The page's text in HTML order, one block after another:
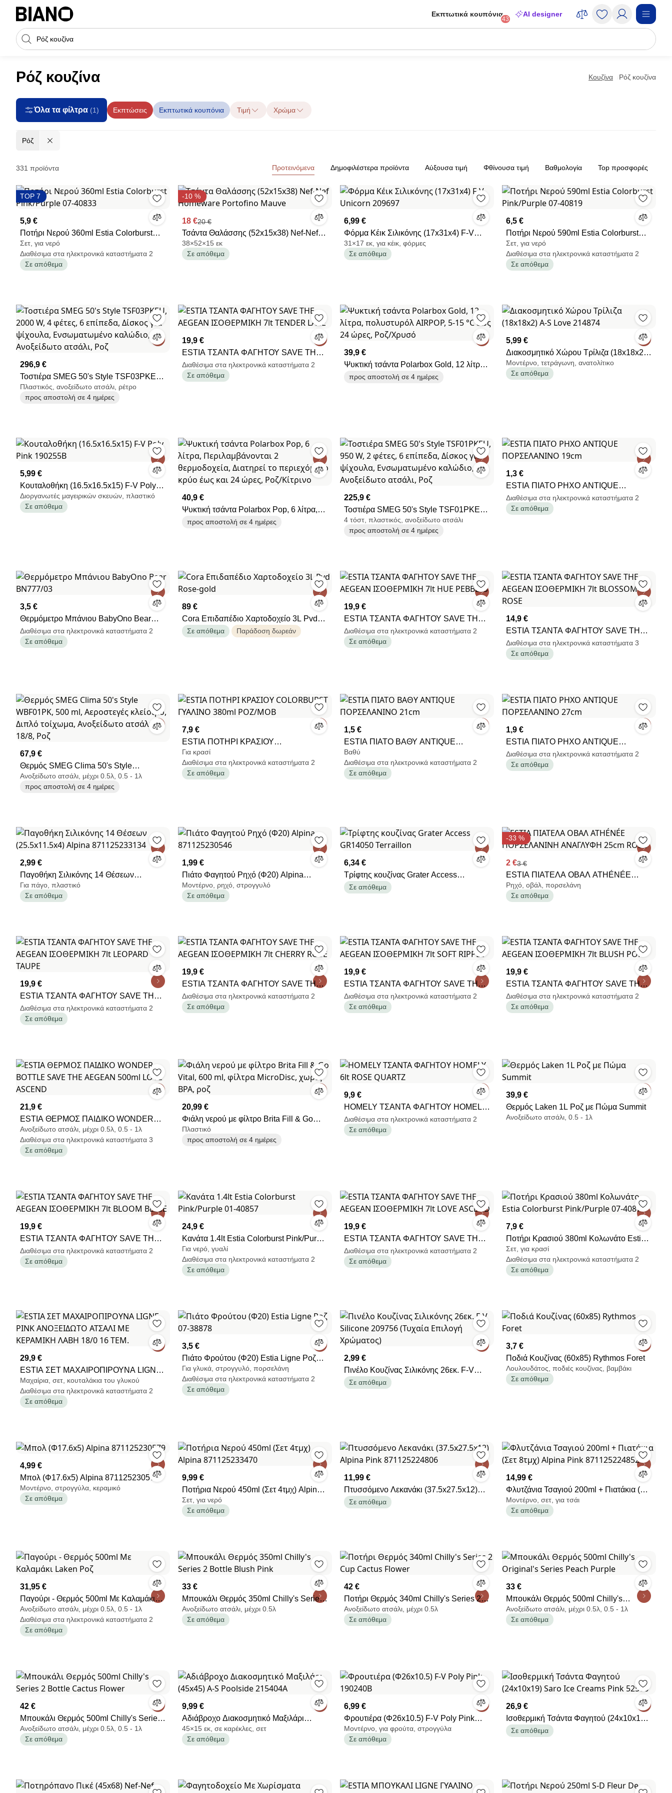
Μετάβαση στο περιεχόμενο
Πεδίο αναζήτησης
Εκπτωτικά κουπόνια
43
AI designer
Ρόζ κουζίνα Κουζίνα Ρόζ κουζίνα
Όλα τα φίλτρα (1) Εκπτώσεις Εκπτωτικά κουπόνια Τιμή Χρώμα
Ρόζ
Προϊόντα
331 προϊόντα Προτεινόμενα Δημοφιλέστερα προϊόντα Αύξουσα τιμή Φθίνουσα τιμή Βαθμολογία Top προσφορές
TOP 7
5,9 €
Ποτήρι Νερού 360ml Estia Colorburst
Pink/Purple 07-40833
Σετ, για νερό
Διαθέσιμα στα ηλεκτρονικά καταστήματα 2
Σε απόθεμα
-10 %
18 €20 €
Τσάντα Θαλάσσης (52x15x38) Nef-Nef
Homeware Portofino Mauve
38×52×15 εκ
Σε απόθεμα
6,99 €
Φόρμα Κέικ Σιλικόνης (17x31x4) F-V
Unicorn 209697
31×17 εκ, για κέικ, φόρμες
Σε απόθεμα
6,5 €
Ποτήρι Νερού 590ml Estia Colorburst
Pink/Purple 07-40819
Σετ, για νερό
Διαθέσιμα στα ηλεκτρονικά καταστήματα 2
Σε απόθεμα
296,9 €
Τοστιέρα SMEG 50's Style TSF03PKEU,
2000 W, 4 φέτες, 6 επίπεδα, Δίσκος για
ψίχουλα, Ενσωματωμένο καλώδιο,
Πλαστικός, ανοξείδωτο ατσάλι, ρέτρο
προς αποστολή σε 4 ημέρες
19,9 €
ESTIA ΤΣΑΝΤΑ ΦΑΓΗΤΟΥ SAVE THE
AEGEAN ΙΣΟΘΕΡΜΙΚΗ 7lt TENDER
LACE
Διαθέσιμα στα ηλεκτρονικά καταστήματα 2
Σε απόθεμα
39,9 €
Ψυκτική τσάντα Polarbox Gold, 12 λίτρα,
πολυστυρόλ AIRPOP, 5-15 °C έως 24
προς αποστολή σε 4 ημέρες
5,99 €
Διακοσμητικό Χώρου Τρίλιζα (18x18x2)
A-S Love 214874
Μοντέρνο, τετράγωνη, ανατολίτικο
Σε απόθεμα
5,99 €
Κουταλοθήκη (16.5x16.5x15) F-V Poly
Pink 190255B
Διοργανωτές μαγειρικών σκευών, πλαστικό
Σε απόθεμα
40,9 €
Ψυκτική τσάντα Polarbox Pop, 6 λίτρα,
Περιλαμβάνονται 2 θερμοδοχεία,
προς αποστολή σε 4 ημέρες
225,9 €
Τοστιέρα SMEG 50's Style TSF01PKEU,
950 W, 2 φέτες, 6 επίπεδα, Δίσκος για
ψίχουλα, Ενσωματωμένο καλώδιο,
4 τόστ, πλαστικός, ανοξείδωτο ατσάλι
προς αποστολή σε 4 ημέρες
1,3 €
ESTIA ΠΙΑΤΟ ΡΗΧΟ ANTIQUE
ΠΟΡΣΕΛΑΝΙΝΟ 19cm
Διαθέσιμα στα ηλεκτρονικά καταστήματα 2
Σε απόθεμα
3,5 €
Θερμόμετρο Μπάνιου BabyOno Bear
BN777/03
Διαθέσιμα στα ηλεκτρονικά καταστήματα 2
Σε απόθεμα
89 €
Cora Επιδαπέδιο Χαρτοδοχείο 3L Pvd
Rose-gold
Σε απόθεμα Παράδοση δωρεάν
19,9 €
ESTIA ΤΣΑΝΤΑ ΦΑΓΗΤΟΥ SAVE THE
AEGEAN ΙΣΟΘΕΡΜΙΚΗ 7lt HUE
PEBBLES
Διαθέσιμα στα ηλεκτρονικά καταστήματα 2
Σε απόθεμα
14,9 €
ESTIA ΤΣΑΝΤΑ ΦΑΓΗΤΟΥ SAVE THE
AEGEAN ΙΣΟΘΕΡΜΙΚΗ 7lt BLOSSOM
ROSE
Διαθέσιμα στα ηλεκτρονικά καταστήματα 3
Σε απόθεμα
67,9 €
Θερμός SMEG Clima 50's Style
WBF01PK, 500 ml, Αεροστεγές κλείσιμο,
Διπλό τοίχωμα, Ανοξείδωτο ατσάλι 18/8,
Ανοξείδωτο ατσάλι, μέχρι 0.5λ, 0.5 - 1λ
προς αποστολή σε 4 ημέρες
7,9 €
ESTIA ΠΟΤΗΡΙ ΚΡΑΣΙΟΥ
COLORBURST ΓΥΑΛΙΝΟ 380ml ΡΟΖ/
ΜΟΒ
Για κρασί
Διαθέσιμα στα ηλεκτρονικά καταστήματα 2
Σε απόθεμα
1,5 €
ESTIA ΠΙΑΤΟ ΒΑΘΥ ANTIQUE
ΠΟΡΣΕΛΑΝΙΝΟ 21cm
Βαθύ
Διαθέσιμα στα ηλεκτρονικά καταστήματα 2
Σε απόθεμα
1,9 €
ESTIA ΠΙΑΤΟ ΡΗΧΟ ANTIQUE
ΠΟΡΣΕΛΑΝΙΝΟ 27cm
Διαθέσιμα στα ηλεκτρονικά καταστήματα 2
Σε απόθεμα
2,99 €
Παγοθήκη Σιλικόνης 14 Θέσεων
(25.5x11.5x4) Alpina 871125233134
Για πάγο, πλαστικό
Σε απόθεμα
1,99 €
Πιάτο Φαγητού Ρηχό (Φ20) Alpina
871125230546
Μοντέρνο, ρηχό, στρογγυλό
Σε απόθεμα
6,34 €
Τρίφτης κουζίνας Grater Access
GR14050 Terraillon
Σε απόθεμα
-33 %
2 €3 €
ESTIA ΠΙΑΤΕΛΑ ΟΒΑΛ ATHÉNÉE
ΠΟΡΣΕΛΑΝΙΝΗ ΑΝΑΓΛΥΦΗ 25cm
ROSE
Ρηχό, οβάλ, πορσελάνη
Σε απόθεμα
19,9 €
ESTIA ΤΣΑΝΤΑ ΦΑΓΗΤΟΥ SAVE THE
AEGEAN ΙΣΟΘΕΡΜΙΚΗ 7lt LEOPARD
TAUPE
Διαθέσιμα στα ηλεκτρονικά καταστήματα 2
Σε απόθεμα
19,9 €
ESTIA ΤΣΑΝΤΑ ΦΑΓΗΤΟΥ SAVE THE
AEGEAN ΙΣΟΘΕΡΜΙΚΗ 7lt CHERRY
ROSE
Διαθέσιμα στα ηλεκτρονικά καταστήματα 2
Σε απόθεμα
19,9 €
ESTIA ΤΣΑΝΤΑ ΦΑΓΗΤΟΥ SAVE THE
AEGEAN ΙΣΟΘΕΡΜΙΚΗ 7lt SOFT
RIPPLE
Διαθέσιμα στα ηλεκτρονικά καταστήματα 2
Σε απόθεμα
19,9 €
ESTIA ΤΣΑΝΤΑ ΦΑΓΗΤΟΥ SAVE THE
AEGEAN ΙΣΟΘΕΡΜΙΚΗ 7lt BLUSH POP
Διαθέσιμα στα ηλεκτρονικά καταστήματα 2
Σε απόθεμα
21,9 €
ESTIA ΘΕΡΜΟΣ ΠΑΙΔΙΚΟ WONDER
BOTTLE SAVE THE AEGEAN 500ml
LOVE ASCEND
Ανοξείδωτο ατσάλι, μέχρι 0.5λ, 0.5 - 1λ
Διαθέσιμα στα ηλεκτρονικά καταστήματα 3
Σε απόθεμα
20,99 €
Φιάλη νερού με φίλτρο Brita Fill & Go
Vital, 600 ml, φίλτρα MicroDisc, χωρίς
BPA, ροζ
Πλαστικό
προς αποστολή σε 4 ημέρες
9,9 €
HOMELY ΤΣΑΝΤΑ ΦΑΓΗΤΟΥ HOMELY
6lt ROSE QUARTZ
Διαθέσιμα στα ηλεκτρονικά καταστήματα 2
Σε απόθεμα
39,9 €
Θερμός Laken 1L Ροζ με Πώμα Summit
Ανοξείδωτο ατσάλι, 0.5 - 1λ
19,9 €
ESTIA ΤΣΑΝΤΑ ΦΑΓΗΤΟΥ SAVE THE
AEGEAN ΙΣΟΘΕΡΜΙΚΗ 7lt BLOOM
BEIGE
Διαθέσιμα στα ηλεκτρονικά καταστήματα 2
Σε απόθεμα
24,9 €
Κανάτα 1.4lt Estia Colorburst Pink/Purple
01-40857
Για νερό, γυαλί
Διαθέσιμα στα ηλεκτρονικά καταστήματα 2
Σε απόθεμα
19,9 €
ESTIA ΤΣΑΝΤΑ ΦΑΓΗΤΟΥ SAVE THE
AEGEAN ΙΣΟΘΕΡΜΙΚΗ 7lt LOVE
ASCEND
Διαθέσιμα στα ηλεκτρονικά καταστήματα 2
Σε απόθεμα
7,9 €
Ποτήρι Κρασιού 380ml Κολωνάτο Estia
Colorburst Pink/Purple 07-40871
Σετ, για κρασί
Διαθέσιμα στα ηλεκτρονικά καταστήματα 2
Σε απόθεμα
29,9 €
ESTIA ΣΕΤ ΜΑΧΑΙΡΟΠΙΡΟΥΝΑ LIGNE
PINK ΑΝΟΞΕΙΔΩΤΟ ΑΤΣΑΛΙ ΜΕ
ΚΕΡΑΜΙΚΗ ΛΑΒΗ 18/0 16 ΤΕΜ.
Μαχαίρια, σετ, κουταλάκια του γλυκού
Διαθέσιμα στα ηλεκτρονικά καταστήματα 2
Σε απόθεμα
3,5 €
Πιάτο Φρούτου (Φ20) Estia Ligne Ροζ
07-38878
Για γλυκά, στρογγυλό, πορσελάνη
Διαθέσιμα στα ηλεκτρονικά καταστήματα 2
Σε απόθεμα
2,99 €
Πινέλο Κουζίνας Σιλικόνης 26εκ. F-V
Silicone 209756 (Τυχαία Επιλογή
Σε απόθεμα
3,7 €
Ποδιά Κουζίνας (60x85) Rythmos Foret
Λουλουδάτος, ποδιές κουζίνας, βαμβάκι
Σε απόθεμα
4,99 €
Μπολ (Φ17.6x5) Alpina 871125230579
Μοντέρνο, στρογγύλα, κεραμικό
Σε απόθεμα
9,99 €
Ποτήρια Νερού 450ml (Σετ 4τμχ) Alpina
871125233470
Σετ, για νερό
Σε απόθεμα
11,99 €
Πτυσσόμενο Λεκανάκι (37.5x27.5x12)
Alpina Pink 871125224806
Σε απόθεμα
14,99 €
Φλυτζάνια Τσαγιού 200ml + Πιατάκια (Σετ
8τμχ) Alpina Pink 871125224852
Μοντέρνο, σετ, για τσάι
Σε απόθεμα
31,95 €
Παγούρι - Θερμός 500ml Με Καλαμάκι
Laken Ροζ
Ανοξείδωτο ατσάλι, μέχρι 0.5λ, 0.5 - 1λ
Διαθέσιμα στα ηλεκτρονικά καταστήματα 2
Σε απόθεμα
33 €
Μπουκάλι Θερμός 350ml Chilly's Series
2 Bottle Blush Pink
Ανοξείδωτο ατσάλι, μέχρι 0.5λ
Σε απόθεμα
42 €
Ποτήρι Θερμός 340ml Chilly's Series 2
Cup Cactus Flower
Ανοξείδωτο ατσάλι, μέχρι 0.5λ
Σε απόθεμα
33 €
Μπουκάλι Θερμός 500ml Chilly's
Original's Series Peach Purple
Ανοξείδωτο ατσάλι, μέχρι 0.5λ, 0.5 - 1λ
Σε απόθεμα
42 €
Μπουκάλι Θερμός 500ml Chilly's Series
2 Bottle Cactus Flower
Ανοξείδωτο ατσάλι, μέχρι 0.5λ, 0.5 - 1λ
Σε απόθεμα
9,99 €
Αδιάβροχο Διακοσμητικό Μαξιλάρι
(45x45) A-S Poolside 215404A
45×15 εκ, σε καρέκλες, σετ
Σε απόθεμα
6,99 €
Φρουτιέρα (Φ26x10.5) F-V Poly Pink
190240B
Μοντέρνο, για φρούτα, στρογγύλα
Σε απόθεμα
26,9 €
Ισοθερμική Τσάντα Φαγητού (24x10x19)
Saro Ice Creams Pink 52506
Σε απόθεμα